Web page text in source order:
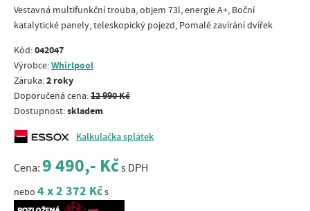
Vestavná multifunkční trouba, objem 73l, energie A+, Boční
katalytické panely, teleskopický pojezd, Pomalé zavírání dvířek
Kód:042047
Výrobce:Whirlpool
Záruka:2 roky
Doporučená cena:12 990 Kč
Dostupnost:skladem
Kalkulačka splátek
Cena: 9 490,- Kčs DPH
nebo 4 x 2 372 Kčs